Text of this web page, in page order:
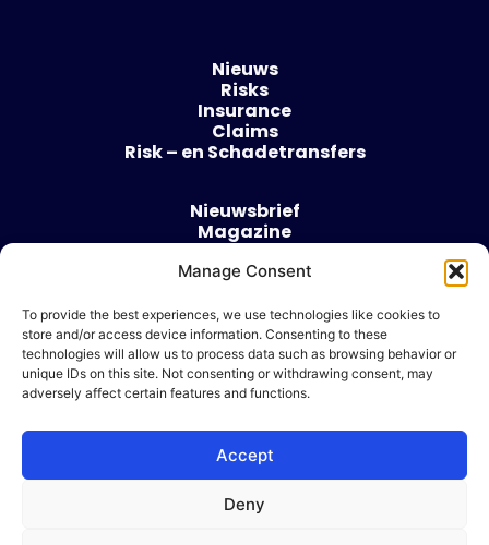
Manage Consent
To provide the best experiences, we use technologies like cookies to
store and/or access device information. Consenting to these
technologies will allow us to process data such as browsing behavior or
unique IDs on this site. Not consenting or withdrawing consent, may
adversely affect certain features and functions.
Accept
Deny
Nieuws
Risks
Insurance
Claims
Risk – en Schadetransfers
Nieuwsbrief
Magazine
Over
Algemene voorwaarden
Cookie beleid
Ik wil adverteren